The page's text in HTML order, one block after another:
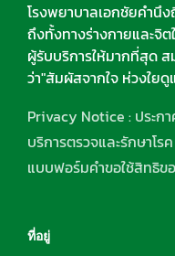
โรงพยาบาลเอกชัยคำนึ
ถึงทั้งทางร่างกายและจิ
ผู้รับบริการให้มากที่สุด
ว่า"สัมผัสจากใจ ห่วงใย
Privacy Notice : ประก
บริการตรวจและรักษาโรค
แบบฟอร์มคำขอใช้สิทธิข
ที่อยู่